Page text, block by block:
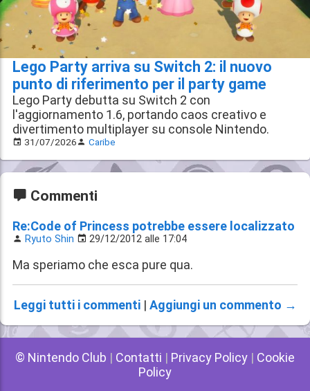
Lego Party arriva su Switch 2: il nuovo
punto di riferimento per il party game
Lego Party debutta su Switch 2 con
l'aggiornamento 1.6, portando caos creativo e
divertimento multiplayer su console Nintendo.
31/07/2026 Caribe
Commenti
Re:Code of Princess potrebbe essere localizzato
Ryuto Shin 29/12/2012 alle 17:04
Ma speriamo che esca pure qua.
Leggi tutti i commenti| Aggiungi un commento →
© Nintendo Club | Contatti | Privacy Policy | Cookie
Policy